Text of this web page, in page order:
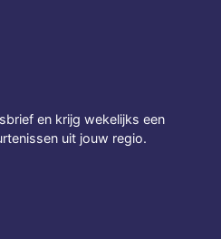
en krijg wekelijks een
uit jouw regio.